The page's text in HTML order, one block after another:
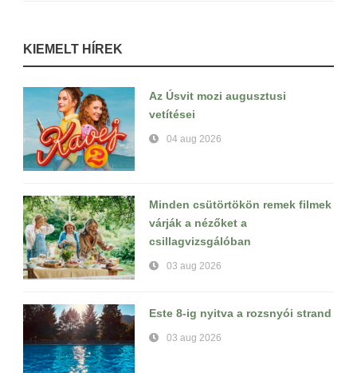
KIEMELT HÍREK
Az Úsvit mozi augusztusi
vetítései
04 aug 2026
Minden csütörtökön remek filmek
várják a nézőket a
csillagvizsgálóban
03 aug 2026
Este 8-ig nyitva a rozsnyói strand
03 aug 2026